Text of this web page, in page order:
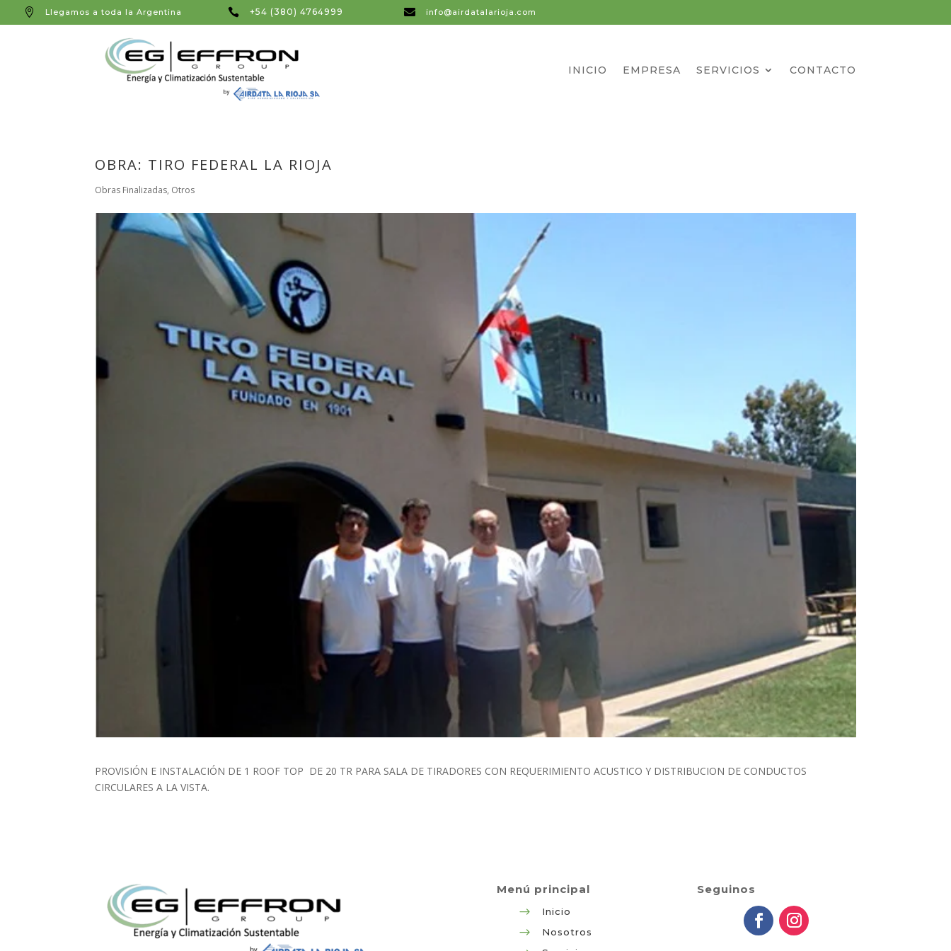
 Llegamos a toda la Argentina  +54 (380) 4764999  info@airdatalarioja.com
INICIO EMPRESA SERVICIOS CONTACTO
OBRA: TIRO FEDERAL LA RIOJA
Obras Finalizadas, Otros
PROVISIÓN E INSTALACIÓN DE 1 ROOF TOP DE 20 TR PARA SALA DE TIRADORES CON REQUERIMIENTO ACUSTICO Y DISTRIBUCION DE CONDUCTOS
CIRCULARES A LA VISTA.
Menú principal
$
Inicio
$ Nosotros
Seguinos